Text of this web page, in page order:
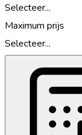
Selecteer...
Maximum prijs
Selecteer...